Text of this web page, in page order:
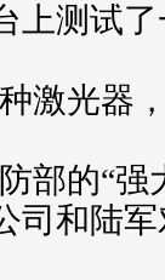
上测试
激光器
部的“强
司和陆军